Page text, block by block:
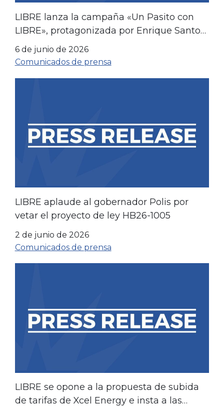
LIBRE lanza la campaña «Un Pasito con
LIBRE», protagonizada por Enrique Santos,
de cara al Mundial y al 250.º aniversario de
Estados Unidos
6 de junio de 2026
Comunicados de prensa
LIBRE aplaude al gobernador Polis por
vetar el proyecto de ley HB26-1005
2 de junio de 2026
Comunicados de prensa
LIBRE se opone a la propuesta de subida
de tarifas de Xcel Energy e insta a las